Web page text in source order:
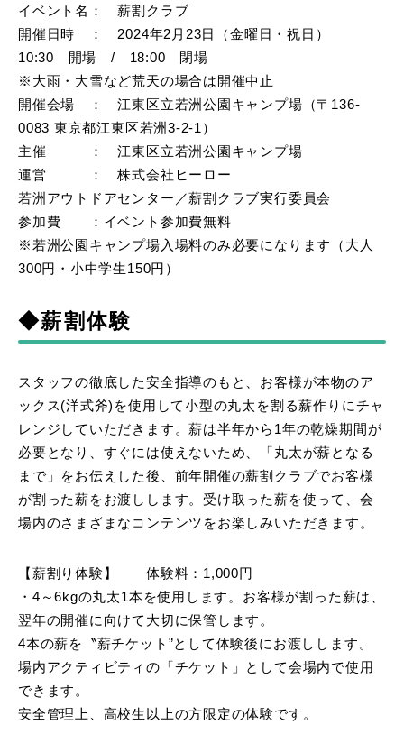
イベント名： 薪割クラブ
開催日時 ： 2024年2月23日（金曜日・祝日）
10:30 開場 / 18:00 閉場
※大雨・大雪など荒天の場合は開催中止
開催会場 ： 江東区立若洲公園キャンプ場（〒136-
0083 東京都江東区若洲3‐2‐1）
主催 ： 江東区立若洲公園キャンプ場
運営 ： 株式会社ヒーロー
若洲アウトドアセンター／薪割クラブ実行委員会
参加費 ：イベント参加費無料
※若洲公園キャンプ場入場料のみ必要になります（大人
300円・小中学生150円）
◆薪割体験
スタッフの徹底した安全指導のもと、お客様が本物のア
ックス(洋式斧)を使用して小型の丸太を割る薪作りにチャ
レンジしていただきます。薪は半年から1年の乾燥期間が
必要となり、すぐには使えないため、「丸太が薪となる
まで」をお伝えした後、前年開催の薪割クラブでお客様
が割った薪をお渡しします。受け取った薪を使って、会
場内のさまざまなコンテンツをお楽しみいただきます。
【薪割り体験】 体験料：1,000円
・4～6kgの丸太1本を使用します。お客様が割った薪は、
翌年の開催に向けて大切に保管します。
4本の薪を〝薪チケット”として体験後にお渡しします。
場内アクティビティの「チケット」として会場内で使用
できます。
安全管理上、高校生以上の方限定の体験です。